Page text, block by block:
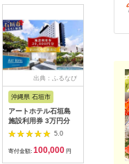
出典：ふるなび
沖縄県 石垣市
アートホテル石垣島
施設利用券 3万円分
5.0
寄付金額: 100,000 円
沖縄県
【恩納
と旅行
（
間3年（
行）｜
体験 温
寄付金額: